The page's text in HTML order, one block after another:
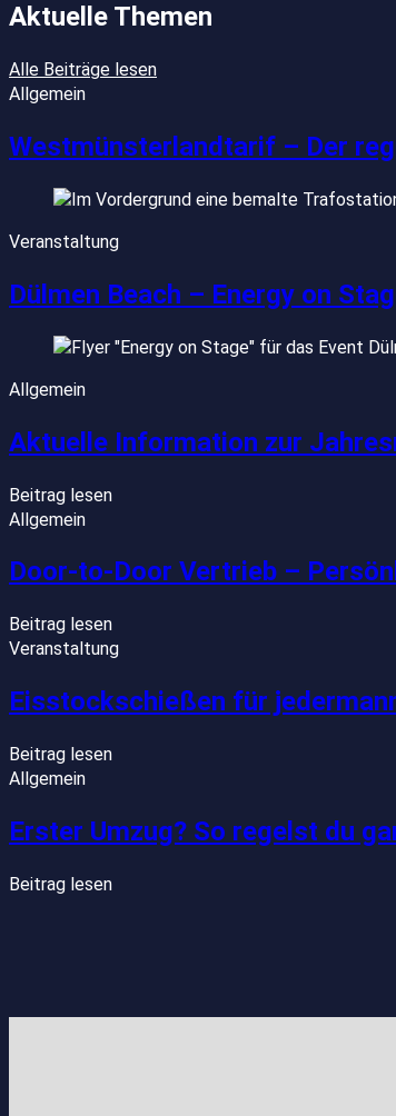
Aktuelle Themen
Alle Beiträge lesen
Allgemein
Westmünsterlandtarif – Der
Veranstaltung
Dülmen Beach – Energy on
Allgemein
Aktuelle Information zur
Beitrag lesen
Allgemein
Door-to-Door Vertrieb –
Beitrag lesen
Veranstaltung
Eisstockschießen für
Beitrag lesen
Allgemein
Erster Umzug? So regelst du
Beitrag lesen